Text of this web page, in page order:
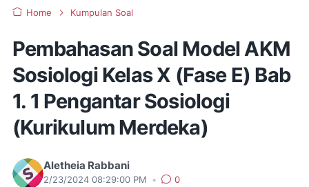
Home Kumpulan Soal
Pembahasan Soal Model AKM
Sosiologi Kelas X (Fase E) Bab
1. 1 Pengantar Sosiologi
(Kurikulum Merdeka)
Aletheia Rabbani
2/23/2024 08:29:00 PM •
0